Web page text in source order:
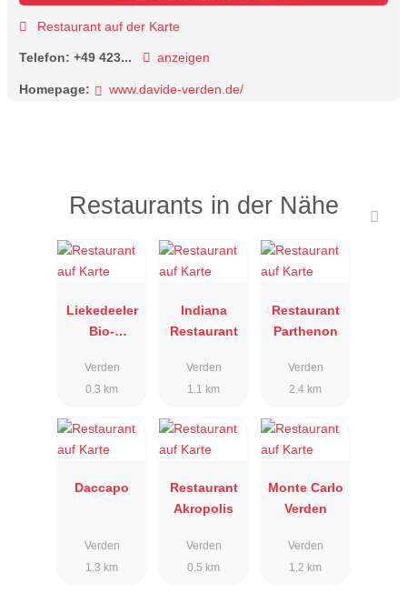
Restaurant auf der Karte
Telefon: +49 423... anzeigen
Homepage: www.davide-verden.de/
Restaurants in der Nähe
Liekedeeler
Bio-
Verden
0.3 km
Indiana
Restaurant
Verden
1.1 km
Restaurant
Parthenon
Verden
2.4 km
Daccapo
Verden
1.3 km
Restaurant
Akropolis
Verden
0.5 km
Monte Carlo
Verden
Verden
1.2 km